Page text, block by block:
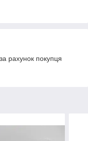
рахунок покупця